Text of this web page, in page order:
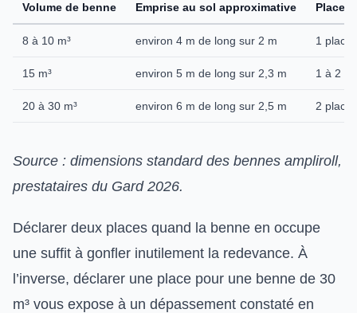
Volume de benne Emprise au sol approximative Places
8 à 10 m³ environ 4 m de long sur 2 m 1 place
15 m³ environ 5 m de long sur 2,3 m 1 à 2
20 à 30 m³ environ 6 m de long sur 2,5 m 2 places
Source : dimensions standard des bennes ampliroll,
prestataires du Gard 2026.
Déclarer deux places quand la benne en occupe
une suffit à gonfler inutilement la redevance. À
l’inverse, déclarer une place pour une benne de 30
m³ vous expose à un dépassement constaté en